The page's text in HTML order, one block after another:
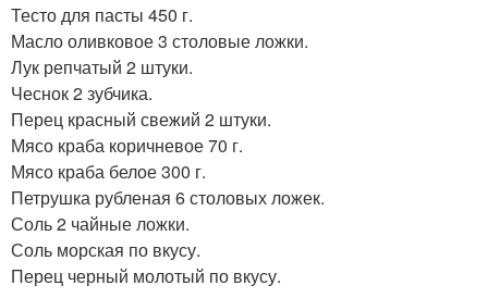
Тесто для пасты 450 г.
Масло оливковое 3 столовые ложки.
Лук репчатый 2 штуки.
Чеснок 2 зубчика.
Перец красный свежий 2 штуки.
Мясо краба коричневое 70 г.
Мясо краба белое 300 г.
Петрушка рубленая 6 столовых ложек.
Соль 2 чайные ложки.
Соль морская по вкусу.
Перец черный молотый по вкусу.